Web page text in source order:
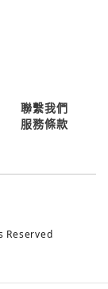
聯繫我們
服務條款
Reserved